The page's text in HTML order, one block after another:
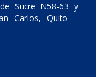
Sucre N58-63 y
Carlos, Quito –